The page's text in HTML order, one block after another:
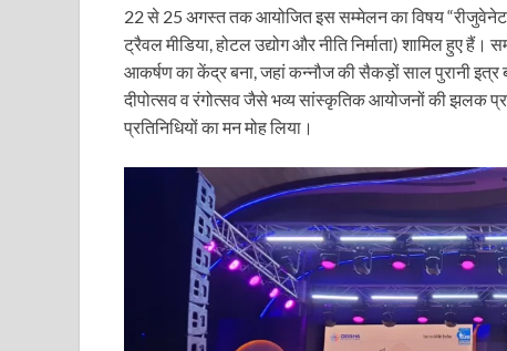
Mandir Cluster Model: पुरा महादेव मंदिर का ‘मंदिर
MMMUT Girls Hostel: एमएमएमयूटी में साइबर फोरेंसिक
Indian Railway Action: भारतीय रेलवे की बड़ी करवाई,
NCBC Chairman: साध्वी निरंजन ज्योति बनी राष्ट्रीय
मिलावटखोरों पर और कसेगा सरकार का शिकंजा
Pateshvari Mata Darshan: मुख्यमंत्री ने किए मां
She Leads Bharat: अंतर्राष्ट्रीय महिला दिवस 2026 के
Sabka Sath Sabka Vikas: प्रधानमंत्री नरेन्द्र मोदी 9
22 से 25 अगस्त तक आयोजित इस सम्मेलन का विषय
ट्रैवल मीडिया, होटल उद्योग और नीति निर्माता) शामिल हुए
आकर्षण का केंद्र बना, जहां कन्नौज की सैकड़ों साल पुरानी इत्र
दीपोत्सव व रंगोत्सव जैसे भव्य सांस्कृतिक आयोजनों की झलक
प्रतिनिधियों का मन मोह लिया।